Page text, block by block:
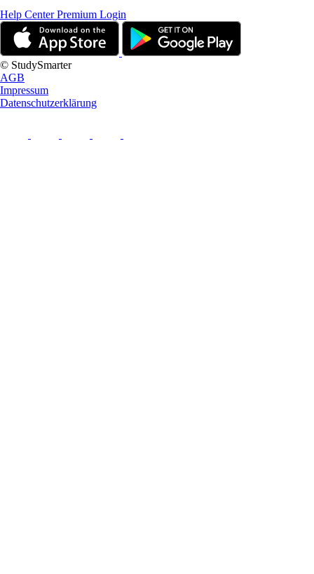
Help CenterPremium Login
© StudySmarter
AGB
Impressum
Datenschutzerklärung